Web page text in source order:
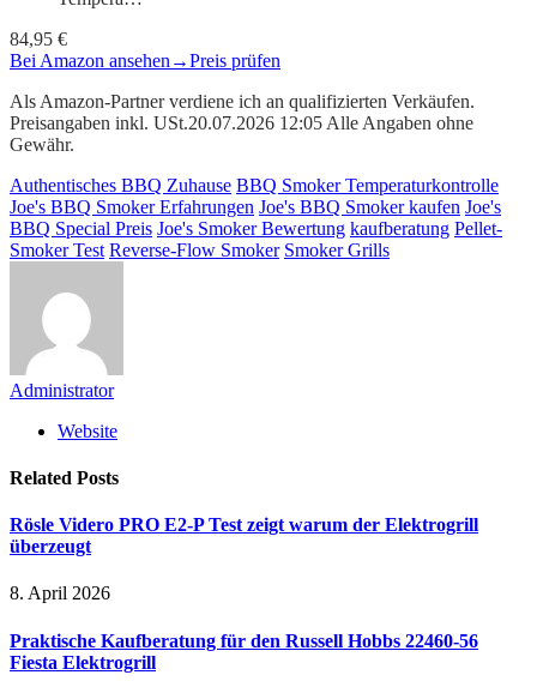
84,95 €
Bei Amazon ansehen →Preis prüfen
Als Amazon-Partner verdiene ich an qualifizierten Verkäufen.
Preisangaben inkl. USt.20.07.2026 12:05 Alle Angaben ohne
Gewähr.
Authentisches BBQ Zuhause BBQ Smoker Temperaturkontrolle
Joe's BBQ Smoker Erfahrungen Joe's BBQ Smoker kaufen Joe's
BBQ Special Preis Joe's Smoker Bewertung kaufberatung Pellet-
Smoker Test Reverse-Flow Smoker Smoker Grills
Administrator
Website
Related Posts
Rösle Videro PRO E2-P Test zeigt warum der Elektrogrill
überzeugt
8. April 2026
Praktische Kaufberatung für den Russell Hobbs 22460-56
Fiesta Elektrogrill